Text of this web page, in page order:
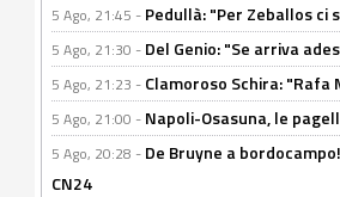
5 Ago, 21:45 - Pedullà: "Per Zeballos ci
5 Ago, 21:30 - Del Genio: "Se arriva
5 Ago, 21:23 - Clamoroso Schira:
5 Ago, 21:00 - Napoli-Osasuna, le
5 Ago, 20:28 - De Bruyne a
CN24